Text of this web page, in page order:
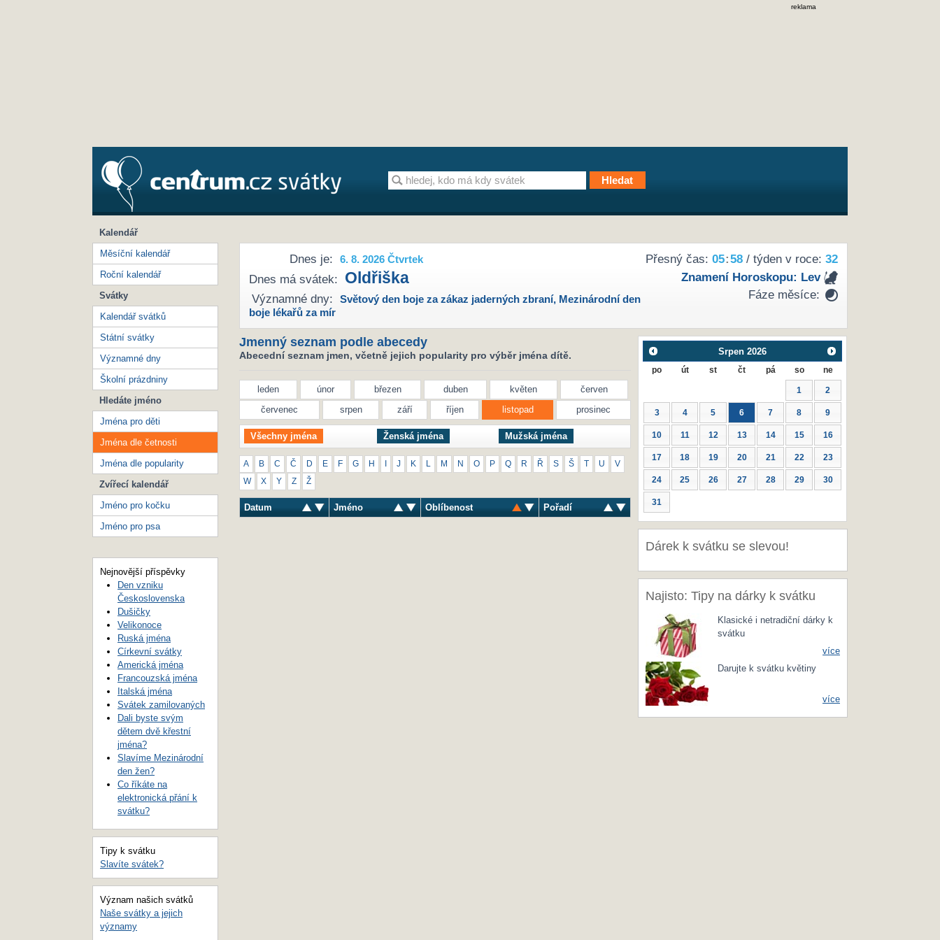
reklama
Přesný čas: 05:58/ týden v roce: 32
Znamení Horoskopu: Lev
Fáze měsíce:
Dnes je: 6. 8. 2026 Čtvrtek
Dnes má svátek: Oldřiška
Významné dny: Světový den boje za zákaz jaderných zbraní, Mezinárodní den
boje lékařů za mír
Jmenný seznam podle abecedy
Abecední seznam jmen, včetně jejich popularity pro výběr jména dítě.
leden únor březen duben květen
červen
červenec
srpen září říjen listopad prosinec
Všechny jména Ženská jména Mužská jména
A B C Č D E F G H J K M N O P Q R Ř S Š T U V
W X Y Z Ž
Datum Jméno Oblíbenost Pořadí
Srpen 2026
po út st čt pá so ne
1 2
3 4 5 6 7 8 9
10 11 12 13 14 15 16
17 18 19 20 21 22 23
24 25 26 27 28 29 30
31
Dárek k svátku se slevou!
Najisto: Tipy na dárky k svátku
Klasické i netradiční dárky k
svátku
více
Darujte k svátku květiny
více
Kalendář
Měsíční kalendář
Roční kalendář
Svátky
Kalendář svátků
Státní svátky
Významné dny
Školní prázdniny
Hledáte jméno
Jména pro děti
Jména dle četnosti
Jména dle popularity
Zvířecí kalendář
Jméno pro kočku
Jméno pro psa
Nejnovější příspěvky
Den vzniku
Československa
Dušičky
Velikonoce
Ruská jména
Církevní svátky
Americká jména
Francouzská jména
Italská jména
Svátek zamilovaných
Dali byste svým
dětem dvě křestní
jména?
Slavíme Mezinárodní
den žen?
Co říkáte na
elektronická přání k
svátku?
Tipy k svátku
Slavíte svátek?
Význam našich svátků
Naše svátky a jejich
významy